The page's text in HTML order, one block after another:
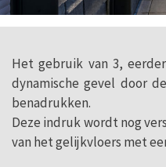
Het gebruik van 3,
dynamische gevel door
benadrukken.
Deze indruk wordt nog
van het gelijkvloers met